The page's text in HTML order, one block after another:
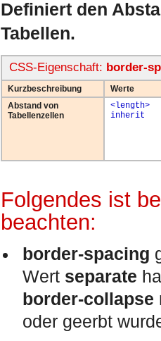
Definiert den
Tabellen.
CSS-Eigenschaft: border-
Kurzbeschreibung
Werte
Abstand von
Tabellenzellen
<length>
inherit
Folgendes ist
beachten:
border-spacing
Wert separate
border-collapse
oder geerbt